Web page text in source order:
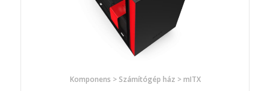
Komponens > Számítógép ház > mITX